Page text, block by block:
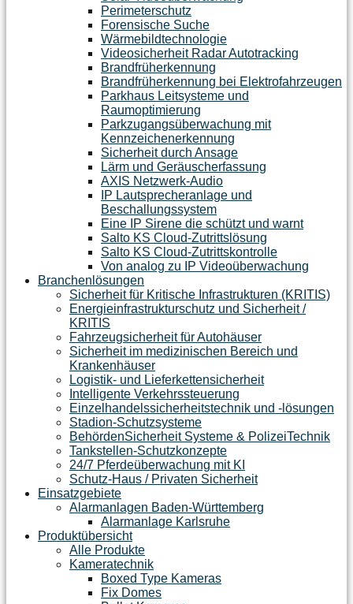
Perimeterschutz
Forensische Suche
Wärmebildtechnologie
Videosicherheit Radar Autotracking​
Brandfrüherkennung
Brandfrüherkennung bei Elektrofahrzeugen
Parkhaus Leitsysteme und
Raumoptimierung
Parkzugangsüberwachung mit
Kennzeichenerkennung
Sicherheit durch Ansage
Lärm und Geräuscherfassung
AXIS Netzwerk-Audio
IP Lautsprecheranlage und
Beschallungssystem
Eine IP Sirene die schützt und warnt
Salto KS Cloud-Zutrittslösung
Salto KS Cloud-Zutrittskontrolle
Von analog zu IP Videoüberwachung
Branchenlösungen
Sicherheit für Kritische Infrastrukturen (KRITIS)
Energieinfrastrukturschutz und Sicherheit /
KRITIS
Fahrzeugsicherheit für Autohäuser
Sicherheit im medizinischen Bereich und
Krankenhäuser
Logistik- und Lieferkettensicherheit
Intelligente Verkehrssteuerung
Einzelhandelssicherheitstechnik und -lösungen
Stadion-Schutzsysteme
BehördenSicherheit Systeme & PolizeiTechnik
Tankstellen-Schutzkonzepte​
24/7 Pferdeüberwachung mit KI
Schutz-Haus / Privaten Sicherheit
Einsatzgebiete
Alarmanlagen Baden-Württemberg
Alarmanlage Karlsruhe
Produktübersicht
Alle Produkte
Kameratechnik
Boxed Type Kameras
Fix Domes